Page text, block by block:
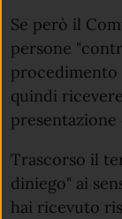
Se però il
persone
procedimento
quindi
presentazione
Trascorso il
diniego" ai
hai ricevuto